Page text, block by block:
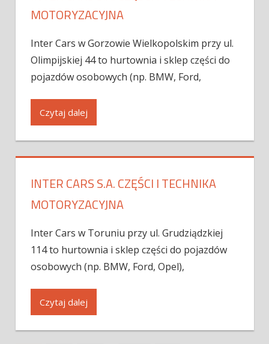
MOTORYZACYJNA
Inter Cars w Gorzowie Wielkopolskim przy ul.
Olimpijskiej 44 to hurtownia i sklep części do
pojazdów osobowych (np. BMW, Ford,
Czytaj dalej
INTER CARS S.A. CZĘŚCI I TECHNIKA
MOTORYZACYJNA
Inter Cars w Toruniu przy ul. Grudziądzkiej
114 to hurtownia i sklep części do pojazdów
osobowych (np. BMW, Ford, Opel),
Czytaj dalej